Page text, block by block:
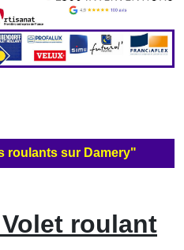
roulants sur Damery"
roulant